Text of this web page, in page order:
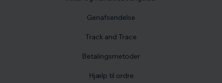
Genafsendelse
Track and Trace
Betalingsmetoder
Hjælp til ordre